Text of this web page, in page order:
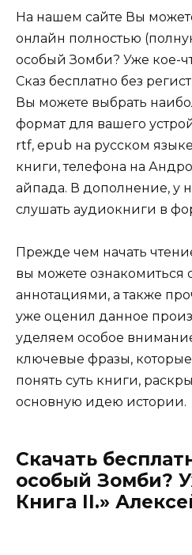
На нашем сайте Вы
онлайн полностью
особый Зомби? Уже кое-
Сказ бесплатно без
Вы можете выбрать
формат для вашего
rtf, epub на русском
книги, телефона на
айпада. В дополнение, у
слушать аудиокниги в
Прежде чем начать
вы можете ознакомиться
аннотациями, а также
уже оценил данное
уделяем особое
ключевые фразы,
понять суть книги,
основную идею истории.
Скачать
особый Зомби?
Книга II.»